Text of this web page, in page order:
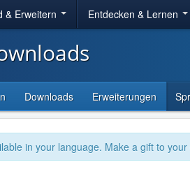
& Erweitern Entdecken & Lernen
Downloads Erweiterungen
in your language. Make a gift to